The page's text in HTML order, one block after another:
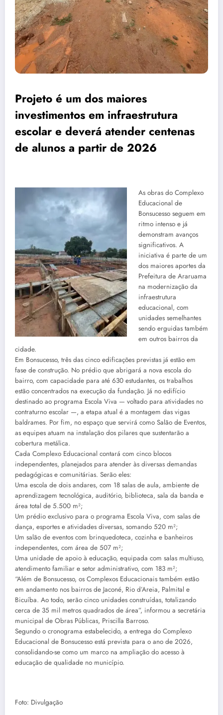
Projeto é um dos maiores
investimentos em infraestrutura
escolar e deverá atender centenas
de alunos a partir de 2026
As obras do Complexo
Educacional de
Bonsucesso seguem em
ritmo intenso e já
demonstram avanços
significativos. A
iniciativa é parte de um
dos maiores aportes da
Prefeitura de Araruama
na modernização da
infraestrutura
educacional, com
unidades semelhantes
sendo erguidas também
em outros bairros da
cidade.
Em Bonsucesso, três das cinco edificações previstas já estão em
fase de construção. No prédio que abrigará a nova escola do
bairro, com capacidade para até 630 estudantes, os trabalhos
estão concentrados na execução da fundação. Já no edifício
destinado ao programa Escola Viva — voltado para atividades no
contraturno escolar —, a etapa atual é a montagem das vigas
baldrames. Por fim, no espaço que servirá como Salão de Eventos,
as equipes atuam na instalação dos pilares que sustentarão a
cobertura metálica.
Cada Complexo Educacional contará com cinco blocos
independentes, planejados para atender às diversas demandas
pedagógicas e comunitárias. Serão eles:
Uma escola de dois andares, com 18 salas de aula, ambiente de
aprendizagem tecnológica, auditório, biblioteca, sala da banda e
área total de 5.500 m²;
Um prédio exclusivo para o programa Escola Viva, com salas de
dança, esportes e atividades diversas, somando 520 m²;
Um salão de eventos com brinquedoteca, cozinha e banheiros
independentes, com área de 507 m²;
Uma unidade de apoio à educação, equipada com salas multiuso,
atendimento familiar e setor administrativo, com 183 m²;
“Além de Bonsucesso, os Complexos Educacionais também estão
em andamento nos bairros de Jaconé, Rio d’Areia, Palmital e
Bicuíba. Ao todo, serão cinco unidades construídas, totalizando
cerca de 35 mil metros quadrados de área”, informou a secretária
municipal de Obras Públicas, Priscilla Barroso.
Segundo o cronograma estabelecido, a entrega do Complexo
Educacional de Bonsucesso está prevista para o ano de 2026,
consolidando-se como um marco na ampliação do acesso à
educação de qualidade no município.
Foto: Divulgação